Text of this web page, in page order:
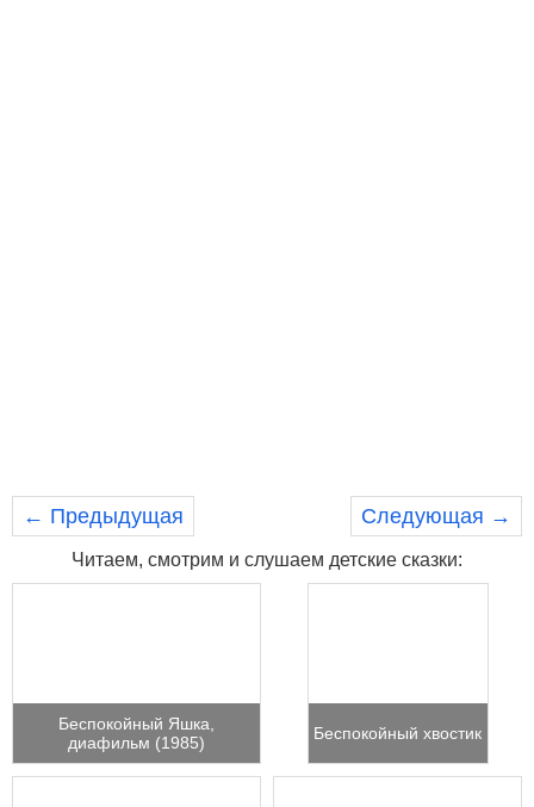
← Предыдущая Следующая →
Читаем, смотрим и слушаем детские сказки:
Беспокойный Яшка,
диафильм (1985)
Беспокойный хвостик